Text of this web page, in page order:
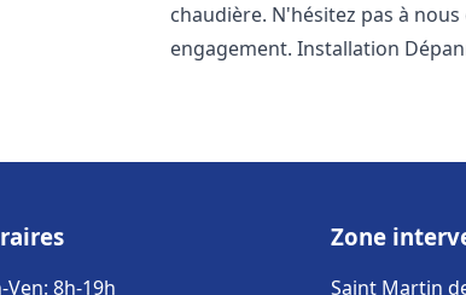
chaudière. N'hésitez pas à
engagement. Installation
Ven: 8h-19h
Zone
Saint Martin